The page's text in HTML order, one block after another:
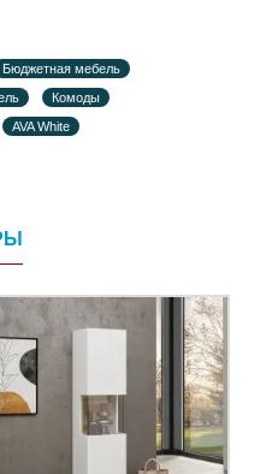
Бюджетная мебель
Комоды
AVA White